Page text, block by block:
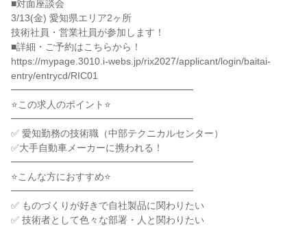
■対面座談会
3/13(金) 愛知県エリア2ヶ所
技術社員・営業社員が参加します！
■詳細・ご予約はこちらから！
https://mypage.3010.i-webs.jp/rix2027/applicant/login/baitai-
entry/entrycd/RIC01
━━━━━━━━━━━━━━━━━━━
⭐この求人のポイント⭐
━━━━━━━━━━━━━━━━━━━
✅ 愛知勤務の技術職（中部テクニカルセンター）
✅大手自動車メーカーに携われる！
━━━━━━━━━━━━━━━━━━━
⭐こんな方におすすめ⭐
━━━━━━━━━━━━━━━━━━━
✅ ものづくりが好きで自社製品に関わりたい
✅ 技術者として色々な部署・人と関わりたい